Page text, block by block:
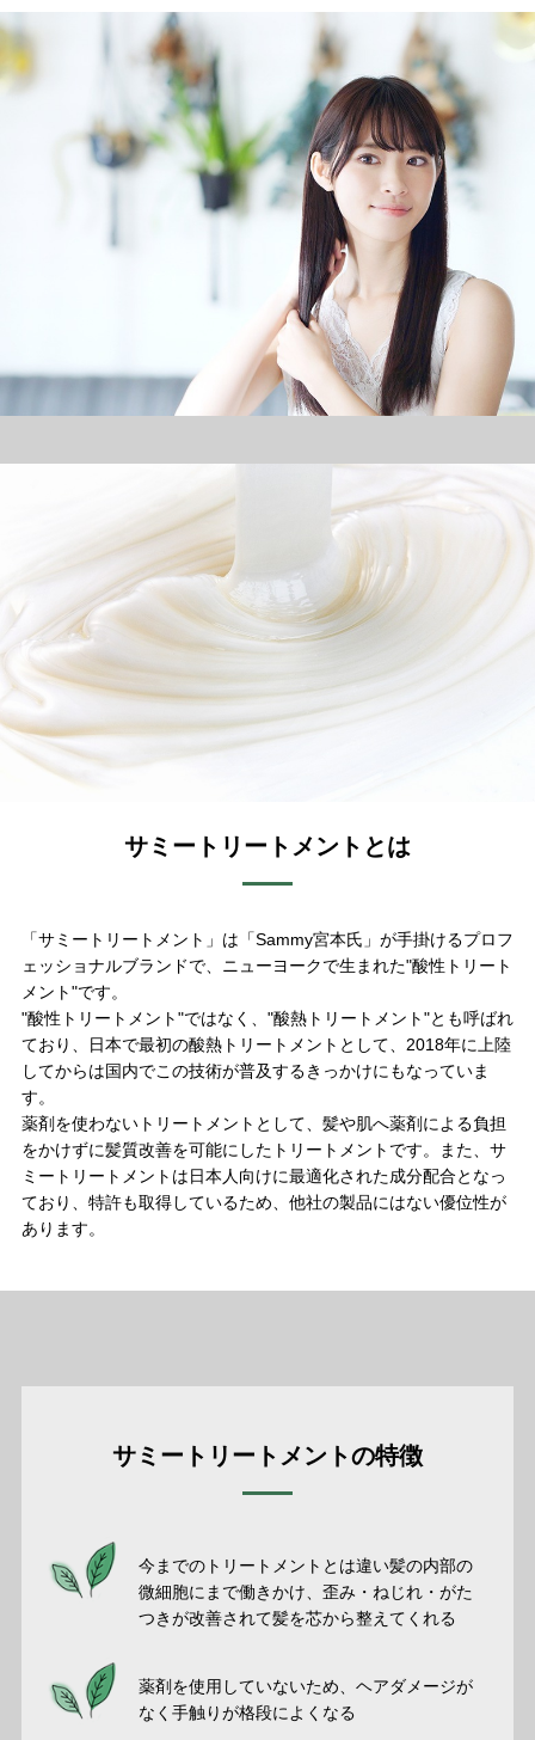
サミートリートメントとは
「サミートリートメント」は「Sammy宮本氏」が手掛けるプロフ
ェッショナルブランドで、ニューヨークで生まれた"酸性トリート
メント"です。
"酸性トリートメント"ではなく、"酸熱トリートメント"とも呼ばれ
ており、日本で最初の酸熱トリートメントとして、2018年に上陸
してからは国内でこの技術が普及するきっかけにもなっていま
す。
薬剤を使わないトリートメントとして、髪や肌へ薬剤による負担
をかけずに髪質改善を可能にしたトリートメントです。また、サ
ミートリートメントは日本人向けに最適化された成分配合となっ
ており、特許も取得しているため、他社の製品にはない優位性が
あります。
サミートリートメントの特徴
今までのトリートメントとは違い髪の内部の
微細胞にまで働きかけ、歪み・ねじれ・がた
つきが改善されて髪を芯から整えてくれる
薬剤を使用していないため、ヘアダメージが
なく手触りが格段によくなる